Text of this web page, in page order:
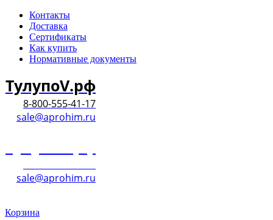
Контакты
Доставка
Сертификаты
Как купить
Нормативные документы
ТулупоV.рф
8-800-555-41-17
sale@aprohim.ru
sale@aprohim.ru
Корзина